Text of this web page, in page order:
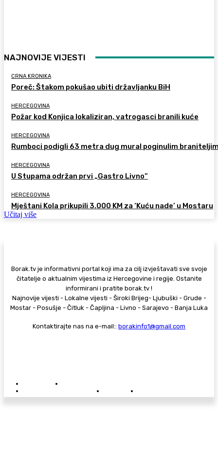
NAJNOVIJE VIJESTI
CRNA KRONIKA
Poreč: Štakom pokušao ubiti državljanku BiH
HERCEGOVINA
Požar kod Konjica lokaliziran, vatrogasci branili kuće
HERCEGOVINA
Rumboci podigli 63 metra dug mural poginulim
HERCEGOVINA
U Stupama održan prvi „Gastro Livno“
HERCEGOVINA
Mještani Kola prikupili 3.000 KM za ‘Kuću nade’ u Mostaru
Učitaj više
Borak.tv je informativni portal koji ima za cilj izvještavati sve svoje
čitatelje o aktualnim vijestima iz Hercegovine i regije. Ostanite
informirani i pratite borak.tv !
Najnovije vijesti - Lokalne vijesti - Široki Brijeg- Ljubuški - Grude -
Mostar - Posušje - Čitluk - Čapljina - Livno - Sarajevo - Banja Luka
Kontaktirajte nas na e-mail:: borakinfo1@gmail.com